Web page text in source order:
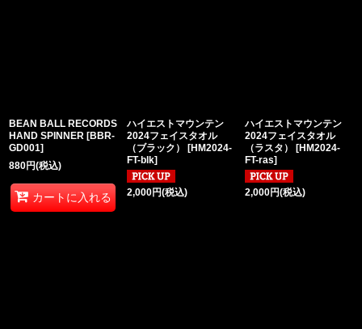
BEAN BALL RECORDS
HAND SPINNER [BBR-
GD001]
880円(税込)
カートに入れる
ハイエストマウンテン
2024フェイスタオル
（ブラック）
[HM2024-
FT-blk]
2,000円(税込)
ハイエストマウンテン
2024フェイスタオル
（ラスタ）
[HM2024-
FT-ras]
2,000円(税込)